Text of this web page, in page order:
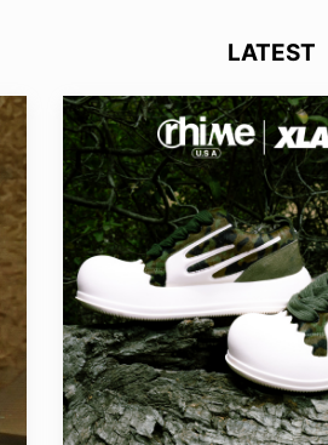
LATEST